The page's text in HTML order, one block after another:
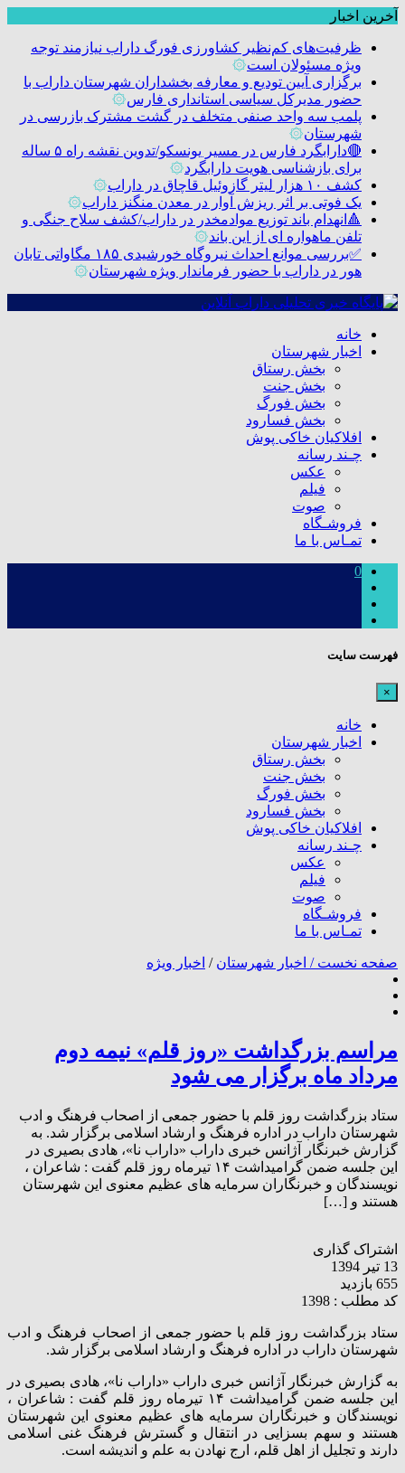
آخرین اخبار
ظرفیت‌های کم‌نظیر کشاورزی فورگ داراب نیازمند توجه
ویژه مسئولان است۞
برگزاری آیین تودیع و معارفه بخشداران شهرستان داراب با
حضور مدیرکل سیاسی استانداری فارس۞
پلمب سه واحد صنفی متخلف در گشت مشترک بازرسی در
شهرستان۞
🔴دارابگرد فارس در مسیر یونسکو/تدوین نقشه راه ۵ ساله
برای بازشناسی هویت دارابگرد۞
کشف ۱۰ هزار لیتر گازوئیل قاچاق در داراب
۞
یک فوتی بر اثر ریزش آوار در معدن منگنز داراب۞
🔺انهدام باند توزیع موادمخدر در داراب/کشف سلاح جنگی و
تلفن ماهواره ای از این باند۞
✅بررسی موانع احداث نیروگاه خورشیدی ۱۸۵ مگاواتی تابان
هور در داراب با حضور فرماندار ویژه شهرستان۞
خانه
اخبار شهرستان
بخش رستاق
بخش جنت
بخش فورگ
بخش فسارود
افلاکیان خاکی پوش
چـند رسانه
عکس
فیلم
صوت
فروشـگاه
تمـاس با ما
0
فهرست سایت
×
خانه
اخبار شهرستان
بخش رستاق
بخش جنت
بخش فورگ
بخش فسارود
افلاکیان خاکی پوش
چـند رسانه
عکس
فیلم
صوت
فروشـگاه
تمـاس با ما
صفحه نخست / اخبار شهرستان / اخبار ویژه
مراسم بزرگداشت «روز قلم» نیمه دوم
مرداد ماه برگزار می شود
ستاد بزرگداشت روز قلم با حضور جمعی از اصحاب فرهنگ و ادب
شهرستان داراب در اداره فرهنگ و ارشاد اسلامی برگزار شد. به
گزارش خبرنگار آژانس خبری داراب «داراب نا»، هادی بصیری در
این جلسه ضمن گرامیداشت ۱۴ تیرماه روز قلم گفت : شاعران ،
نویسندگان و خبرنگاران سرمایه های عظیم معنوی این شهرستان
هستند و […]
اشتراک گذاری
13 تیر 1394
655 بازدید
کد مطلب : 1398
ستاد بزرگداشت روز قلم با حضور جمعی از اصحاب فرهنگ و ادب
شهرستان داراب در اداره فرهنگ و ارشاد اسلامی برگزار شد.
به گزارش خبرنگار آژانس خبری داراب «داراب نا»، هادی بصیری در
این جلسه ضمن گرامیداشت ۱۴ تیرماه روز قلم گفت : شاعران ،
نویسندگان و خبرنگاران سرمایه های عظیم معنوی این شهرستان
هستند و سهم بسزایی در انتقال و گسترش فرهنگ غنی اسلامی
دارند و تجلیل از اهل قلم، ارج نهادن به علم و اندیشه است.